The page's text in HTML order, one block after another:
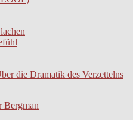
die Dramatik des Verzettelns
Bergman